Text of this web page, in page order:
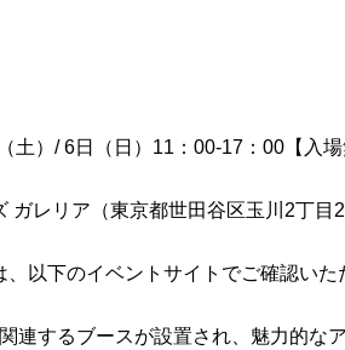
土）/ 6日（日）11：00‐17：00【⼊場
ガレリア（東京都世田谷区玉川2丁
以下のイベントサイトでご確認いた
連するブースが設置され、魅力的な